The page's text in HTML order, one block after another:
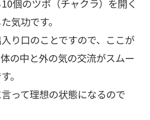
個のツボ（チャクラ）を開く
気功です。
り口のことですので、ここが
の中と外の気の交流がスムー
。
って理想の状態になるので